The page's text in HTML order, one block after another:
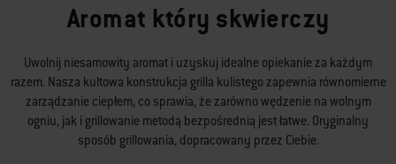
Aromat który skwierczy
Uwolnij niesamowity aromat i uzyskuj idealne opiekanie za każdym
razem. Nasza kultowa konstrukcja grilla kulistego zapewnia równomierne
zarządzanie ciepłem, co sprawia, że zarówno wędzenie na wolnym
ogniu, jak i grillowanie metodą bezpośrednią jest łatwe. Oryginalny
sposób grillowania, dopracowany przez Ciebie.